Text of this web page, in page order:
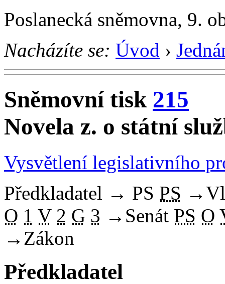
Poslanecká sněmovna, 9.
Nacházíte se: Úvod ›
Sněmovní tisk 215
Novela z. o státní
Vysvětlení legislativního
Předkladatel → PS PS →
O 1 V 2 G 3 → Senát PS O
→ Zákon
Předkladatel